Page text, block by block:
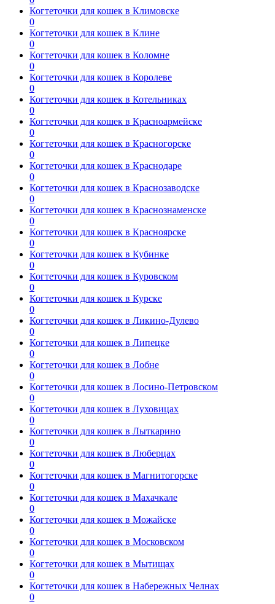
Когтеточки для кошек в Климовске
0
Когтеточки для кошек в Клине
0
Когтеточки для кошек в Коломне
0
Когтеточки для кошек в Королеве
0
Когтеточки для кошек в Котельниках
0
Когтеточки для кошек в Красноармейске
0
Когтеточки для кошек в Красногорске
0
Когтеточки для кошек в Краснодаре
0
Когтеточки для кошек в Краснозаводске
0
Когтеточки для кошек в Краснознаменске
0
Когтеточки для кошек в Красноярске
0
Когтеточки для кошек в Кубинке
0
Когтеточки для кошек в Куровском
0
Когтеточки для кошек в Курске
0
Когтеточки для кошек в Ликино-Дулево
0
Когтеточки для кошек в Липецке
0
Когтеточки для кошек в Лобне
0
Когтеточки для кошек в Лосино-Петровском
0
Когтеточки для кошек в Луховицах
0
Когтеточки для кошек в Лыткарино
0
Когтеточки для кошек в Люберцах
0
Когтеточки для кошек в Магнитогорске
0
Когтеточки для кошек в Махачкале
0
Когтеточки для кошек в Можайске
0
Когтеточки для кошек в Московском
0
Когтеточки для кошек в Мытищах
0
Когтеточки для кошек в Набережных Челнах
0